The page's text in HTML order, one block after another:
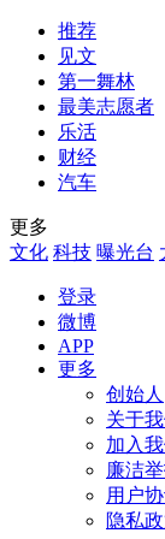
推荐
见文
第一舞林
最美志愿者
乐活
财经
汽车
更多
文化 科技 曝光台
登录
微博
APP
更多
创始人
关于
加入
廉洁
用户
隐私